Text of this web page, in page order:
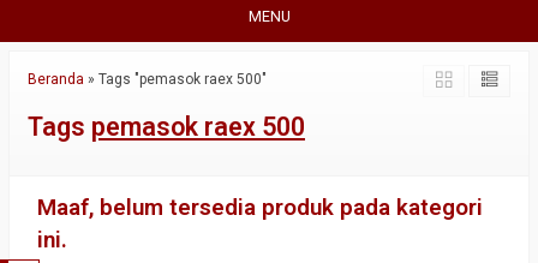
MENU
Beranda » Tags "pemasok raex 500"
Tags pemasok raex 500
Maaf, belum tersedia produk pada kategori
ini.